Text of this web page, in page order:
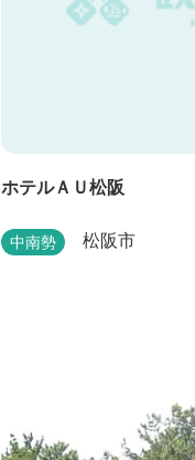
ホテルＡＵ松阪
中南勢 松阪市